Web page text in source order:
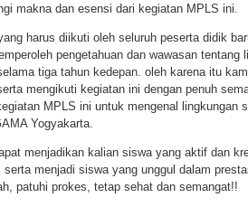
makna dan esensi dari kegiatan MPLS ini.
harus diikuti oleh seluruh peserta didik
pengetahuan dan wawasan tentang
tiga tahun kedepan. oleh karena itu
mengikuti kegiatan ini dengan penuh
MPLS ini untuk mengenal lingkungan
Yogyakarta.
menjadikan kalian siswa yang aktif dan
menjadi siswa yang unggul dalam
patuhi prokes, tetap sehat dan semangat!!